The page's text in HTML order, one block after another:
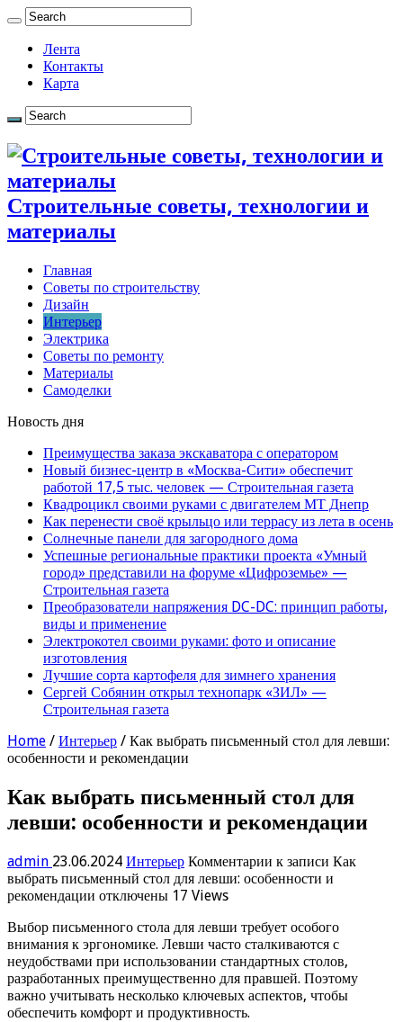
Лента
Контакты
Карта
Строительные советы, технологии и
материалы
Главная
Советы по строительству
Дизайн
Интерьер
Электрика
Советы по ремонту
Материалы
Самоделки
Новость дня
Преимущества заказа экскаватора с оператором
Новый бизнес-центр в «Москва-Сити» обеспечит
работой 17,5 тыс. человек — Строительная газета
Квадроцикл своими руками с двигателем МТ Днепр
Как перенести своё крыльцо или террасу из лета в осень
Солнечные панели для загородного дома
Успешные региональные практики проекта «Умный
город» представили на форуме «Цифроземье» —
Строительная газета
Преобразователи напряжения DC-DC: принцип работы,
виды и применение
Электрокотел своими руками: фото и описание
изготовления
Лучшие сорта картофеля для зимнего хранения
Сергей Собянин открыл технопарк «ЗИЛ» —
Строительная газета
Home / Интерьер / Как выбрать письменный стол для левши:
особенности и рекомендации
Как выбрать письменный стол для
левши: особенности и рекомендации
admin 23.06.2024 Интерьер Комментарии к записи Как
выбрать письменный стол для левши: особенности и
рекомендации отключены 17 Views
Выбор письменного стола для левши требует особого
внимания к эргономике. Левши часто сталкиваются с
неудобствами при использовании стандартных столов,
разработанных преимущественно для правшей. Поэтому
важно учитывать несколько ключевых аспектов, чтобы
обеспечить комфорт и продуктивность.